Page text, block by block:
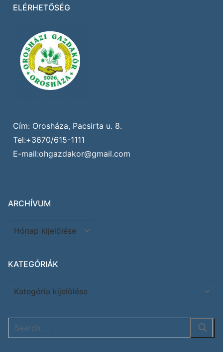
ELÉRHETŐSÉG
Cím: Orosháza, Pacsirta u. 8.
Tel:+3670/615-1111
E-mail:ohgazdakor@gmail.com
ARCHÍVUM
KATEGÓRIÁK